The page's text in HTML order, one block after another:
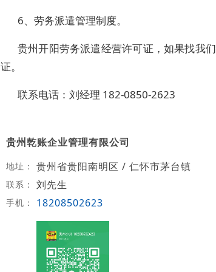
6、劳务派遣管理制度。
贵州开阳劳务派遣经营许可证，如果找我
证。
联系电话：刘经理 182-0850-2623
贵州乾账企业管理有限公司
地址： 贵州省贵阳南明区 / 仁怀市茅台镇
联系： 刘先生
手机： 18208502623